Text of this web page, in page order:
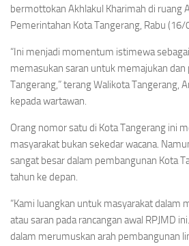
bermottokan Akhlakul Kharimah di ruang
Pemerintahan Kota Tangerang, Rabu
“Ini menjadi momentum istimewa
memasukan saran untuk memajukan
Tangerang,” terang Walikota Tangerang,
kepada wartawan.
Orang nomor satu di Kota Tangerang ini
masyarakat bukan sekedar wacana.
sangat besar dalam pembangunan Kota
tahun ke depan.
“Kami luangkan untuk masyarakat dalam
atau saran pada rancangan awal RPJMD
dalam merumuskan arah pembangunan